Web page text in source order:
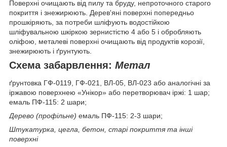
Поверхні очищають від пилу та бруду, непроточного старого
покриття і знежирюють. Дерев'яні поверхні попередньо
прошкіряють, за потреби шліфують водостійкою
шліфувальною шкіркою зернистістю 4 або 5 і обробляють
оліфою, металеві поверхні очищають від продуктів корозії,
знежирюють і ґрунтують.
Схема забарвлення: Метал
ґрунтовка ГФ-0119, ГФ-021, ВЛ-05, ВЛ-023 або аналогічні за
іржавою поверхнею «Унікор» або перетворювач іржі: 1 шар;
емаль ПФ-115: 2 шари;
Дерево (профільне) емаль ПФ-115: 2-3 шари;
Штукатурка, цегла, бетон, старі покриття та інші
поверхні